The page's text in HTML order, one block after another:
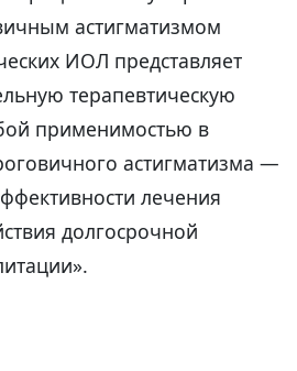
астигматизмом
ИОЛ представляет
терапевтическую
применимостью в
астигматизма —
лечения
долгосрочной